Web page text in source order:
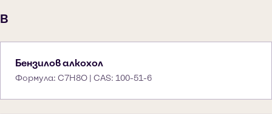
B
Бензилов алкохол
Формула: C7H8O | CAS: 100-51-6